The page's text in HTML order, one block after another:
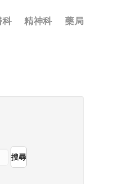
科 精神科 藥局
搜尋